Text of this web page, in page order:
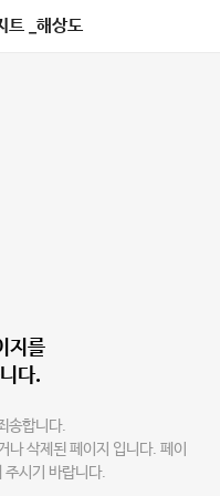
트 _해상도
지를
다.
송합니다.
나 삭제된 페이지 입니다. 페이
주시기 바랍니다.